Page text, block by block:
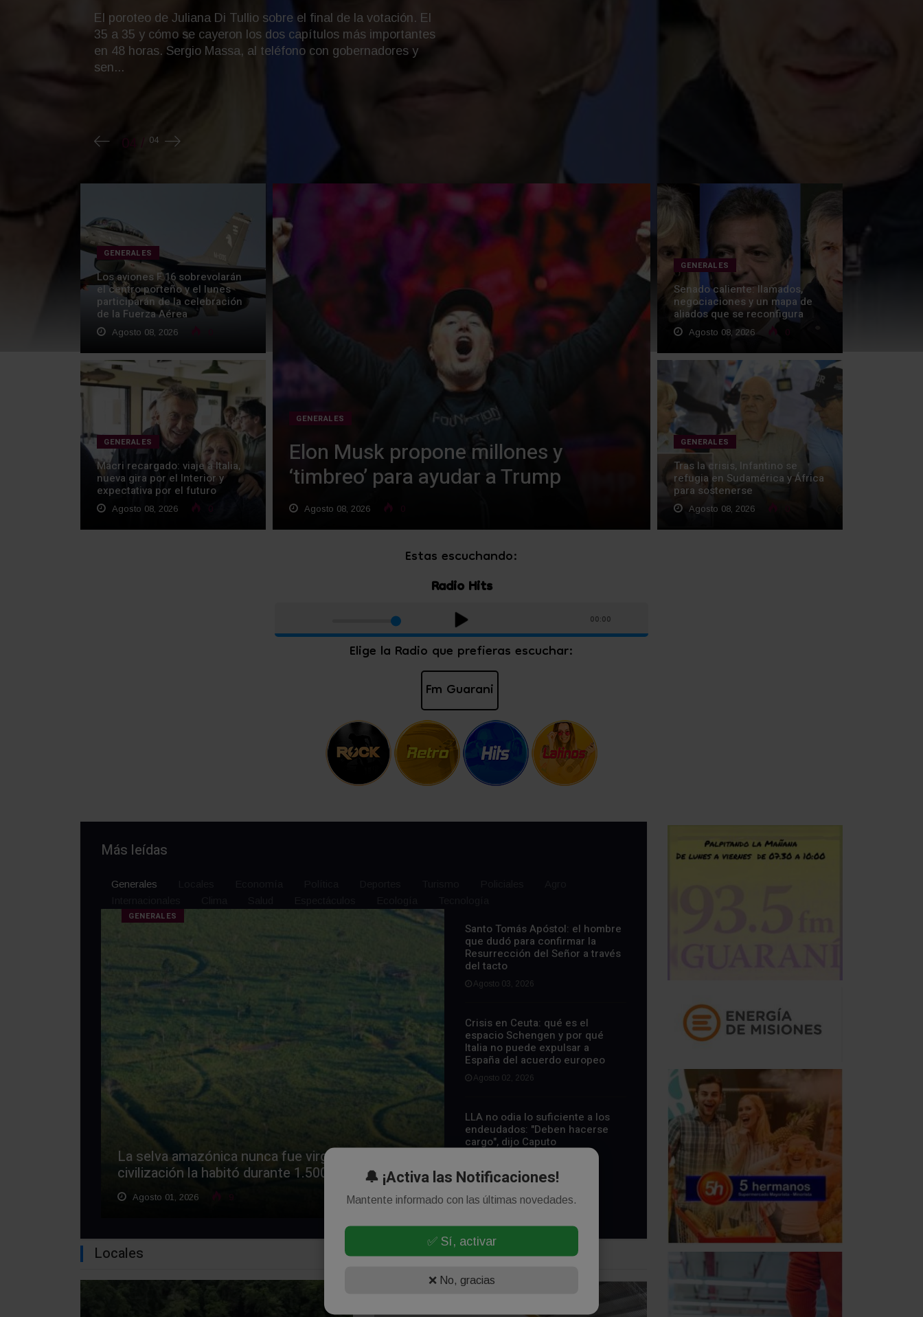
Aérea
GENERALES
Los aviones F 16 sobrevolarán
el centro porteño y el lunes
participarán de la celebración
de la Fuerza Aérea
Agosto 08, 2026
GENERALES
Macri recargado: viaje a Italia,
nueva gira por el Interior y
expectativa por el futuro
Agosto 08, 2026 0
GENERALES
Elon Musk propone millones y
‘timbreo’ para ayudar a Trump
Agosto 08, 2026 0
GENERALES
Senado caliente: llamados,
negociaciones y un mapa de
aliados que se reconfigura
Agosto 08, 2026 0
GENERALES
Tras la crisis, Infantino se
refugia en Sudamérica y África
para sostenerse
Agosto 08, 2026
Más leídas
Generales
GENERALES
La selva amazónica nunca fue virgen: una antigua
civilización la habitó durante 1.500 años
Agosto 01, 2026 9
Santo Tomás Apóstol: el hombre
que dudó para confirmar la
Resurrección del Señor a través
del tacto
Agosto 03, 2026
Crisis en Ceuta: qué es el
espacio Schengen y por qué
Italia no puede expulsar a
España del acuerdo europeo
Agosto 02, 2026
LLA no odia lo suficiente a los
endeudados: "Deben hacerse
cargo", dijo Caputo
Locales
🔔 ¡Activa las Notificaciones!
Mantente informado con las últimas novedades.
✅ Sí, activar
❌ No, gracias